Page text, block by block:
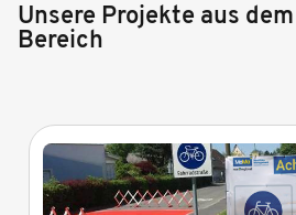
Unsere Projekte aus dem
Bereich